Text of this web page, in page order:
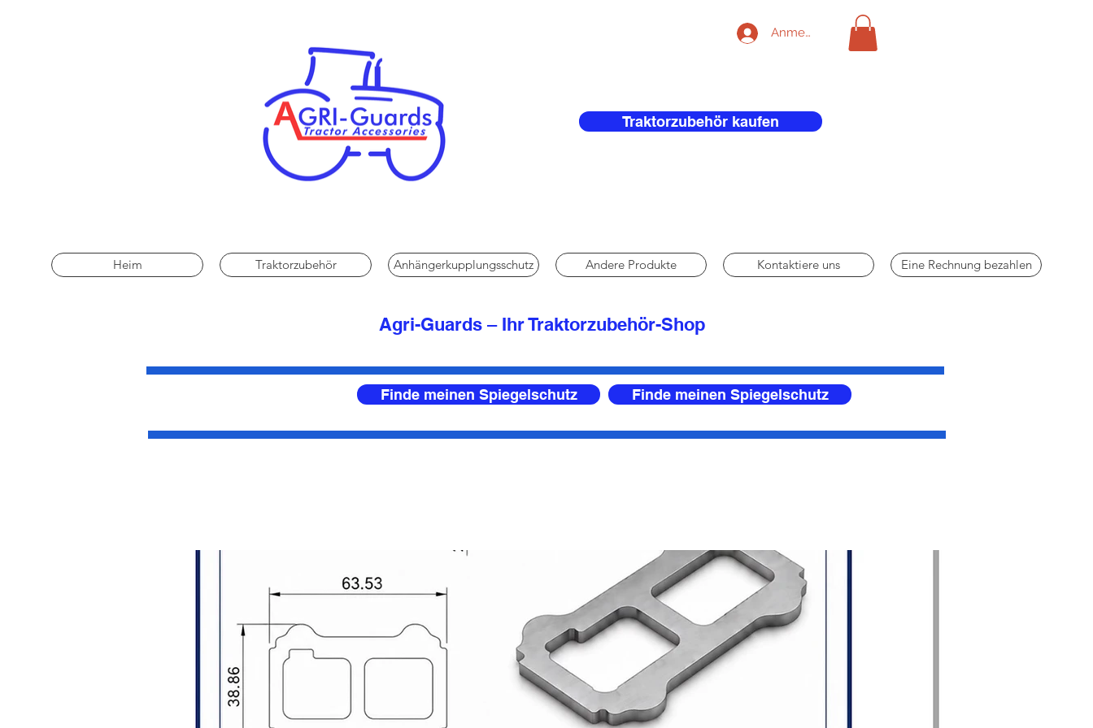
Anmelden
Traktorzubehör kaufen
Heim Traktorzubehör Anhängerkupplungsschutz Andere Produkte Kontaktiere uns Eine Rechnung bezahlen
Agri-Guards – Ihr Traktorzubehör-Shop
Finde meinen Spiegelschutz Finde meinen Spiegelschutz